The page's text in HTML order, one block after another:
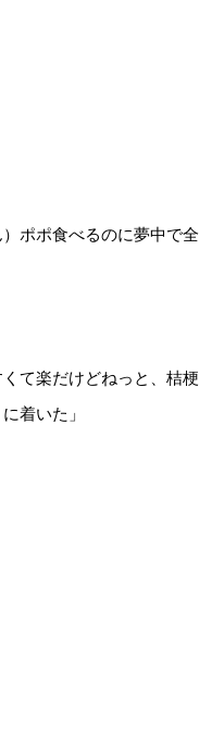
ポポ食べるのに夢中で全
て楽だけどねっと、桔梗
着いた」